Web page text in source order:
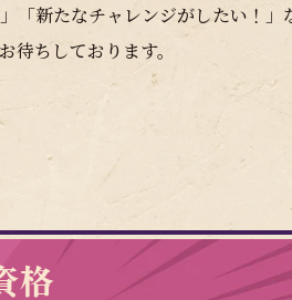
「新たなチャレンジがしたい！」
ちしております。
格